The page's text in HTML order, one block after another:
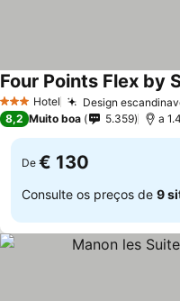
3 EstrelasHotel Design
8,2 Muito boa 5.359 a
De € 130
Consulte os preços de 9